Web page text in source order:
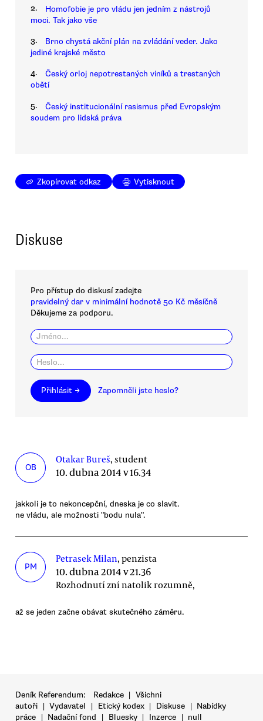
2.
Homofobie je pro vládu jen jedním z nástrojů
moci. Tak jako vše
3.
Brno chystá akční plán na zvládání veder. Jako
jediné krajské město
4.
Český orloj nepotrestaných viníků a trestaných
obětí
5.
Český institucionální rasismus před Evropským
soudem pro lidská práva
Zkopírovat odkaz Vytisknout
Diskuse
Pro přístup do diskusí zadejte
pravidelný dar v minimální hodnotě 50 Kč měsíčně
Děkujeme za podporu.
Přihlásit → Zapomněli jste heslo?
OB
Otakar Bureš, student
10. dubna 2014 v 16.34
jakkoli je to nekoncepční, dneska je co slavit.
ne vládu, ale možnosti "bodu nula".
PM
Petrasek Milan, penzista
10. dubna 2014 v 21.36
Rozhodnutí zní natolik rozumně,
až se jeden začne obávat skutečného záměru.
Deník Referendum: Redakce | Všichni
autoři | Vydavatel | Etický kodex | Diskuse | Nabídky
práce | Nadační fond | Bluesky | Inzerce | null